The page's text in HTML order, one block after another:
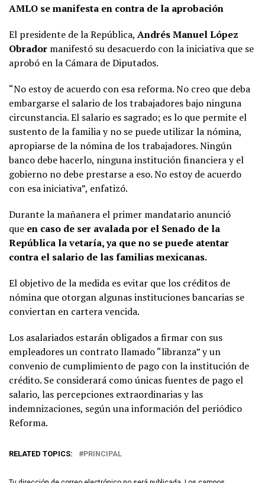
AMLO se manifesta en contra de la aprobación
El presidente de la República, Andrés Manuel López
Obrador manifestó su desacuerdo con la iniciativa que se
aprobó en la Cámara de Diputados.
“No estoy de acuerdo con esa reforma. No creo que deba
embargarse el salario de los trabajadores bajo ninguna
circunstancia. El salario es sagrado; es lo que permite el
sustento de la familia y no se puede utilizar la nómina,
apropiarse de la nómina de los trabajadores. Ningún
banco debe hacerlo, ninguna institución financiera y el
gobierno no debe prestarse a eso. No estoy de acuerdo
con esa iniciativa”, enfatizó.
Durante la mañanera el primer mandatario anunció
que en caso de ser avalada por el Senado de la
República la vetaría, ya que no se puede atentar
contra el salario de las familias mexicanas.
El objetivo de la medida es evitar que los créditos de
nómina que otorgan algunas instituciones bancarias se
conviertan en cartera vencida.
Los asalariados estarán obligados a firmar con sus
empleadores un contrato llamado “libranza” y un
convenio de cumplimiento de pago con la institución de
crédito. Se considerará como únicas fuentes de pago el
salario, las percepciones extraordinarias y las
indemnizaciones, según una información del periódico
Reforma.
RELATED TOPICS: PRINCIPAL